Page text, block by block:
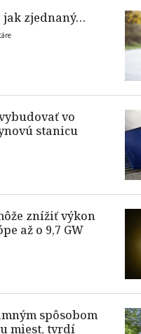
jak zjednaný…
vo
stanicu
znížiť výkon
až o 9,7 GW
spôsobom
miest, tvrdí